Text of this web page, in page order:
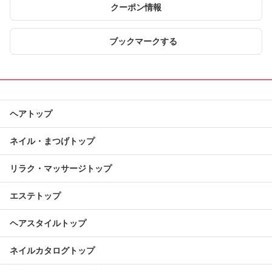
クーポン情報
ブックマークする
ヘアトップ
ネイル・まつげトップ
リラク・マッサージトップ
エステトップ
ヘアスタイルトップ
ネイルカタログトップ